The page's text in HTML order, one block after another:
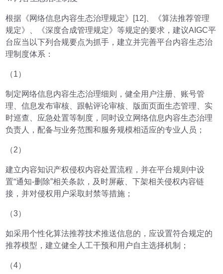
根据《网络信息内容生态治理规定》[12]、《算法推荐管理
规定》、《深度合成管理规定》等规定的要求，建议AIGC平
台应当以下列合规要点为抓手，建立并完善平台内容生态治
理制度体系：
（1）
制定网络信息内容生态治理细则，健全用户注册、账号管
理、信息发布审核、跟帖评论审核、版面页面生态管理、实
时巡查、应急处置等制度，同时设立网络信息内容生态治理
负责人，配备与业务范围和服务规模相适应的专业人员；
（2）
建立内容知识产权侵权内容处置流程，并在平台规则中设
置“通知-删除”相关条款，及时屏蔽、下架相关侵权内容链
接，并对侵权用户采取封禁等措施；
（3）
如采用个性化算法推荐技术推送信息的，应设置符合规定的
推荐模型，建立健全人工干预和用户自主选择机制；
（4）